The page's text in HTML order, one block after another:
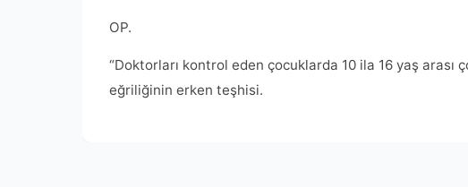
OP.
“Doktorları kontrol eden çocuklarda 10 ila 16 yaş arası
eğriliğinin erken teşhisi.